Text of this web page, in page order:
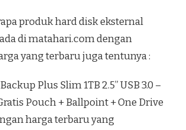
produk hard disk eksternal
di matahari.com dengan
yang terbaru juga tentunya :
Plus Slim 1TB 2.5” USB 3.0 –
Pouch + Ballpoint + One Drive
harga terbaru yang